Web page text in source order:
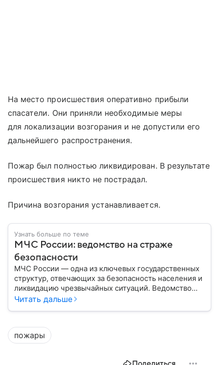
На место происшествия оперативно прибыли
спасатели. Они приняли необходимые меры
для локализации возгорания и не допустили его
дальнейшего распространения.
Пожар был полностью ликвидирован. В результате
происшествия никто не пострадал.
Причина возгорания устанавливается.
Узнать больше по теме
МЧС России: ведомство на страже
безопасности
МЧС России — одна из ключевых государственных
структур, отвечающих за безопасность населения и
ликвидацию чрезвычайных ситуаций. Ведомство
играет важную роль в защите граждан от
представляет собой МЧС, как оно устроено, какие
задачи выполняет и какую роль играет в
современной России.
Читать дальше
пожары